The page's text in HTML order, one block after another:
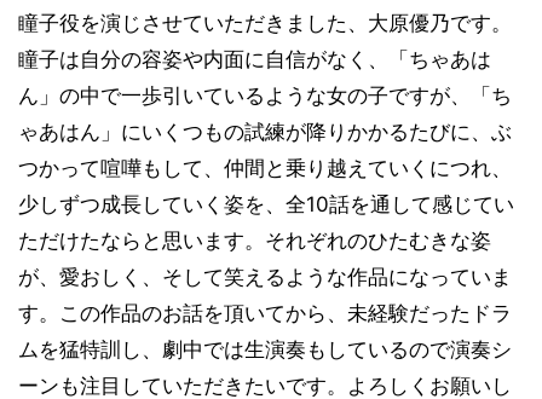
瞳子役を演じさせていただきました、大原優乃です。
瞳子は自分の容姿や内面に自信がなく、「ちゃあは
ん」の中で一歩引いているような女の子ですが、「ち
ゃあはん」にいくつもの試練が降りかかるたびに、ぶ
つかって喧嘩もして、仲間と乗り越えていくにつれ、
少しずつ成長していく姿を、全10話を通して感じてい
ただけたならと思います。それぞれのひたむきな姿
が、愛おしく、そして笑えるような作品になっていま
す。この作品のお話を頂いてから、未経験だったドラ
ムを猛特訓し、劇中では生演奏もしているので演奏シ
ーンも注目していただきたいです。よろしくお願いし